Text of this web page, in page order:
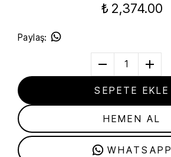
₺ 2,374.00
Paylaş:
1
SEPETE EKLE
HEMEN AL
WHATSAPP